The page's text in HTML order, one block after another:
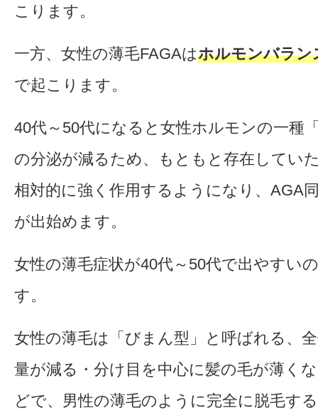
こります。
一方、女性の薄毛FAGAはホルモンバラン
で起こります。
40代～50代になると女性ホルモンの一種
の分泌が減るため、もともと存在してい
相対的に強く作用するようになり、AGA
が出始めます。
女性の薄毛症状が40代～50代で出やすい
す。
女性の薄毛は「びまん型」と呼ばれる、
量が減る・分け目を中心に髪の毛が薄く
どで、男性の薄毛のように完全に脱毛す